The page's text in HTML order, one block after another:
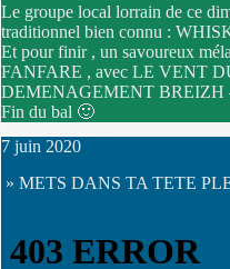
Le groupe local lorrain de ce
traditionnel bien connu :
Et pour finir , un savoureux
FANFARE , avec LE VENT
DEMENAGEMENT BREIZH
Fin du bal 🙂
7 juin 2020
» METS DANS TA TETE